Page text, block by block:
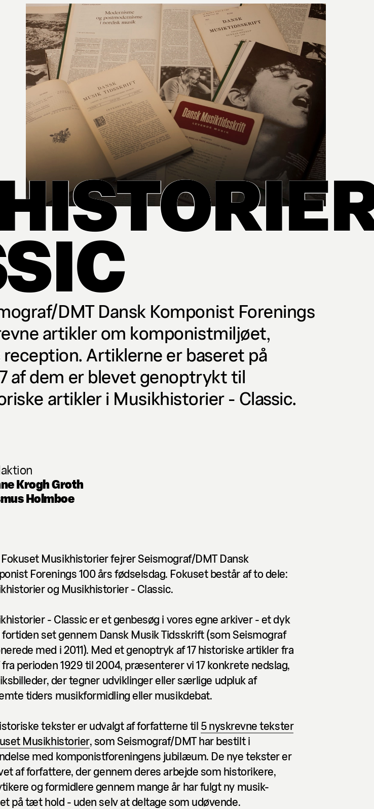
DMT Dansk Komponist Forenings
artikler om komponistmiljøet,
Artiklerne er baseret på
af dem er blevet genoptrykt til
artikler i Musikhistorier - Classic.
Krogh Groth
Holmboe
Fokuset Musikhistorierfejrer Seismograf/DMT Dansk
Forenings 100 års fødselsdag. Fokuset består af to dele:
og Musikhistorier - Classic.
- Classicer et genbesøg i vores egne arkiver - et dyk
fortiden set gennem Dansk Musik Tidsskrift (som Seismograf
med i 2011). Med et genoptryk af 17 historiske artikler fra
fra perioden 1929 til 2004, præsenterer vi 17 konkrete nedslag,
der tegner udviklinger eller særlige udpluk af
tiders musikformidling eller musikdebat.
tekster er udvalgt af forfatterne til 5 nyskrevne tekster
Musikhistorier, som Seismograf/DMT har bestilt i
med komponistforeningens jubilæum. De nye tekster er
af forfattere, der gennem deres arbejde som historikere,
og formidlere gennem mange år har fulgt ny musik-
på tæt hold - uden selv at deltage som udøvende.